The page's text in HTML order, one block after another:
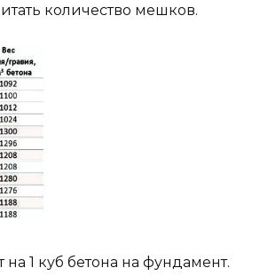
количество мешков.
1 куб бетона на фундамент.